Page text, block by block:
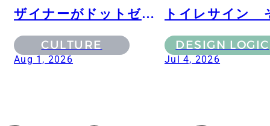
ザイナーがドットゼロ
で見つけた表現の最適
解
CULTURE
Aug 1, 2026
トイレサイン
別の歴史とドッ
が導いた答え
DESIGN LOGIC
Jul 4, 2026